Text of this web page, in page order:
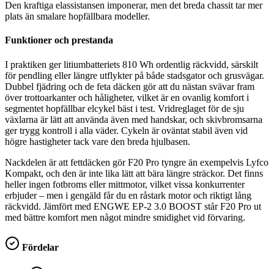
Den kraftiga elassistansen imponerar, men det breda chassit tar mer
plats än smalare hopfällbara modeller.
Funktioner och prestanda
I praktiken ger litiumbatteriets 810 Wh ordentlig räckvidd, särskilt
för pendling eller längre utflykter på både stadsgator och grusvägar.
Dubbel fjädring och de feta däcken gör att du nästan svävar fram
över trottoarkanter och håligheter, vilket är en ovanlig komfort i
segmentet hopfällbar elcykel bäst i test. Vridreglaget för de sju
växlarna är lätt att använda även med handskar, och skivbromsarna
ger trygg kontroll i alla väder. Cykeln är oväntat stabil även vid
högre hastigheter tack vare den breda hjulbasen.
Nackdelen är att fettdäcken gör F20 Pro tyngre än exempelvis Lyfco
Kompakt, och den är inte lika lätt att bära längre sträckor. Det finns
heller ingen fotbroms eller mittmotor, vilket vissa konkurrenter
erbjuder – men i gengäld får du en råstark motor och riktigt lång
räckvidd. Jämfört med ENGWE EP-2 3.0 BOOST står F20 Pro ut
med bättre komfort men något mindre smidighet vid förvaring.
Fördelar